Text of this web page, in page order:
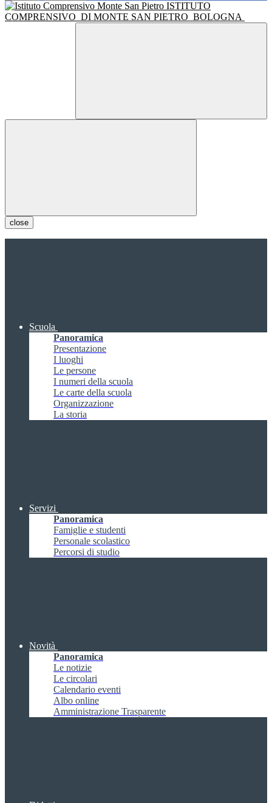
ISTITUTO
COMPRENSIVO DI MONTE SAN PIETRO BOLOGNA
close
Scuola
Panoramica
Presentazione
I luoghi
Le persone
I numeri della scuola
Le carte della scuola
Organizzazione
La storia
Servizi
Panoramica
Famiglie e studenti
Personale scolastico
Percorsi di studio
Novità
Panoramica
Le notizie
Le circolari
Calendario eventi
Albo online
Amministrazione Trasparente